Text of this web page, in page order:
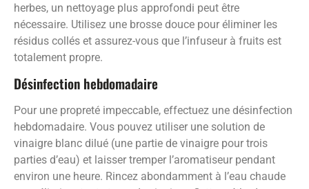
herbes, un nettoyage plus approfondi peut être
nécessaire. Utilisez une brosse douce pour éliminer les
résidus collés et assurez-vous que l’infuseur à fruits est
totalement propre.
Désinfection hebdomadaire
Pour une propreté impeccable, effectuez une désinfection
hebdomadaire. Vous pouvez utiliser une solution de
vinaigre blanc dilué (une partie de vinaigre pour trois
parties d’eau) et laisser tremper l’aromatiseur pendant
environ une heure. Rincez abondamment à l’eau chaude